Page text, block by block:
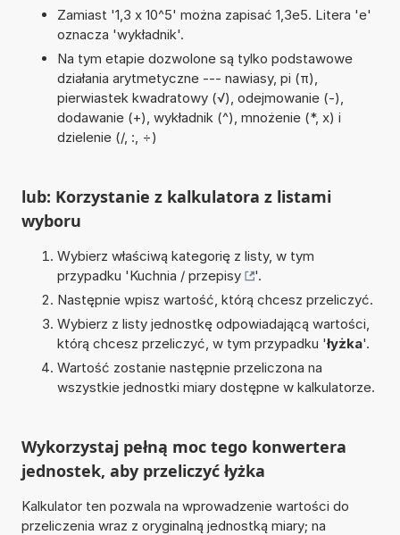
Zamiast '1,3 x 10^5' można zapisać 1,3e5. Litera 'e'
oznacza 'wykładnik'.
Na tym etapie dozwolone są tylko podstawowe
działania arytmetyczne --- nawiasy, pi (π),
pierwiastek kwadratowy (√), odejmowanie (-),
dodawanie (+), wykładnik (^), mnożenie (*, x) i
dzielenie (/, :, ÷)
lub: Korzystanie z kalkulatora z listami
wyboru
Wybierz właściwą kategorię z listy, w tym
przypadku 'Kuchnia / przepisy
'.
Następnie wpisz wartość, którą chcesz przeliczyć.
Wybierz z listy jednostkę odpowiadającą wartości,
którą chcesz przeliczyć, w tym przypadku 'łyżka'.
Wartość zostanie następnie przeliczona na
wszystkie jednostki miary dostępne w kalkulatorze.
Wykorzystaj pełną moc tego konwertera
jednostek, aby przeliczyć łyżka
Kalkulator ten pozwala na wprowadzenie wartości do
przeliczenia wraz z oryginalną jednostką miary; na